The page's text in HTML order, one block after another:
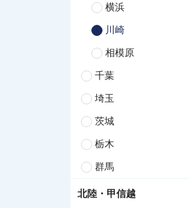
横浜
川崎
相模原
千葉
埼玉
茨城
栃木
群馬
北陸・甲信越